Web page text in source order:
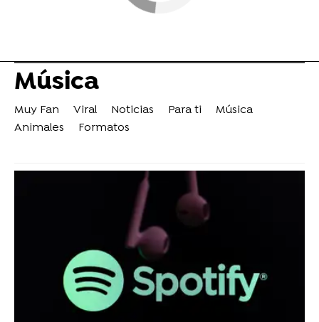
Música
Muy Fan Viral Noticias Para ti
Música
Animales
Formatos